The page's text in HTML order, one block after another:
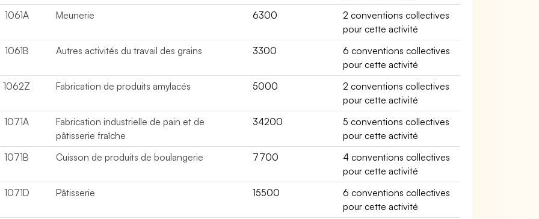
1061A
Meunerie 6300
2 conventions collectives
pour cette activité
1061B
Autres activités du travail des grains 3300
6 conventions collectives
pour cette activité
1062Z
Fabrication de produits amylacés 5000
2 conventions collectives
pour cette activité
1071A
Fabrication industrielle de pain et de
pâtisserie fraîche
34200
5 conventions collectives
pour cette activité
1071B
Cuisson de produits de boulangerie 7700
4 conventions collectives
pour cette activité
1071D
Pâtisserie 15500
6 conventions collectives
pour cette activité